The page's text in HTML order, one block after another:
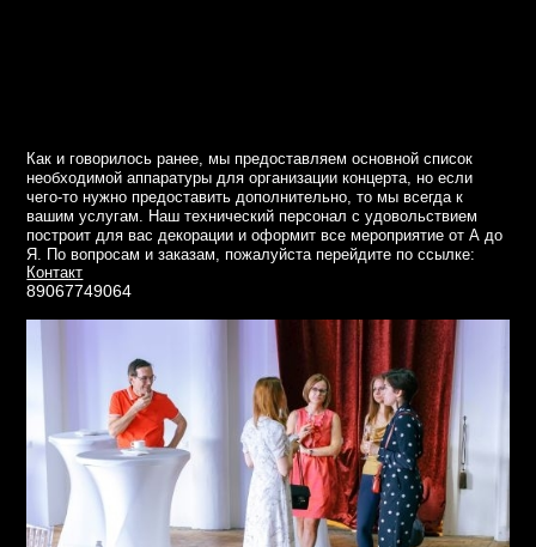
Как и говорилось ранее, мы предоставляем основной список
необходимой аппаратуры для организации концерта, но если
чего-то нужно предоставить дополнительно, то мы всегда к
вашим услугам. Наш технический персонал с удовольствием
построит для вас декорации и оформит все мероприятие от А до
Я. По вопросам и заказам, пожалуйста перейдите по ссылке:
Контакт
89067749064